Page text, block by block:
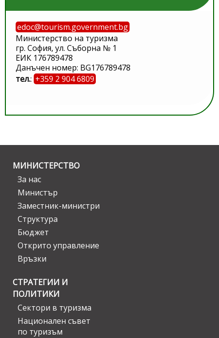
edoc@tourism.government.bg
Министерство на туризма
гр. София, ул. Съборна № 1
ЕИК 176789478
Данъчен номер: BG176789478
тел.: +359 2 904 6809
МИНИСТЕРСТВО
За нас
Министър
Заместник-министри
Структура
Бюджет
Открито управление
Връзки
СТРАТЕГИИ И
ПОЛИТИКИ
Сектори в туризма
Национален съвет
по туризъм